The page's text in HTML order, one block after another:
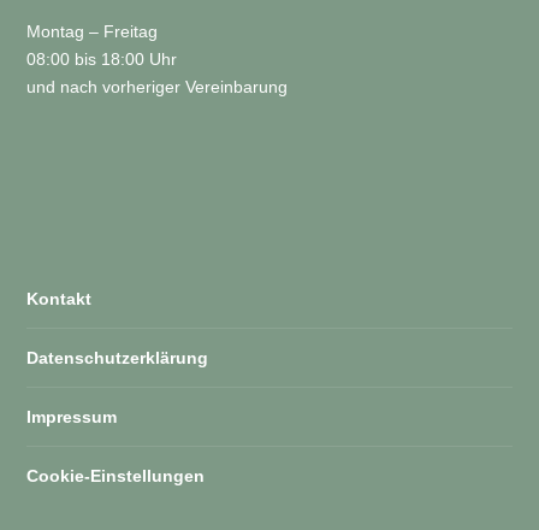
Montag – Freitag
08:00 bis 18:00 Uhr
und nach vorheriger Vereinbarung
Kontakt
Datenschutzerklärung
Impressum
Cookie-Einstellungen